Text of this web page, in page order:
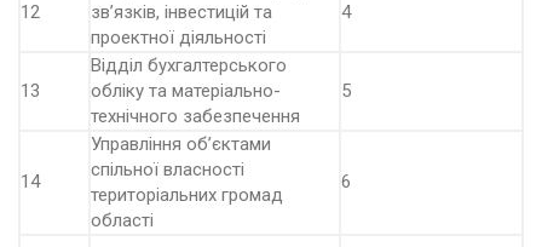
12
зв’язків, інвестицій та
проектної діяльності
4
13
Відділ бухгалтерського
обліку та матеріально-
технічного забезпечення
5
14
Управління об’єктами
спільної власності
територіальних громад
області
6